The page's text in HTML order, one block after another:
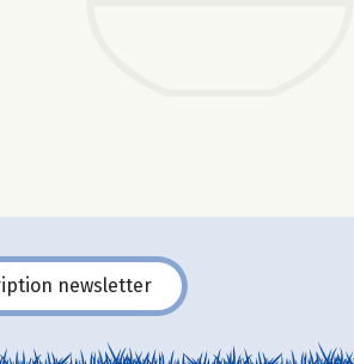
newsletter